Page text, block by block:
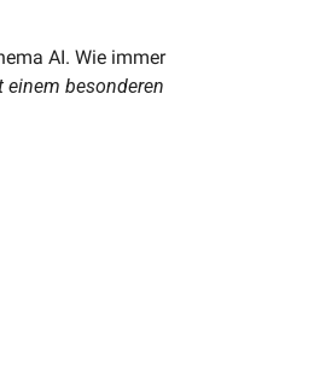
AI. Wie immer
einem besonderen